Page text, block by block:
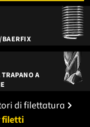
A
di filettatura
filetti